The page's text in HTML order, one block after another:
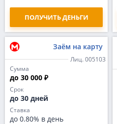
ПОЛУЧИТЬ ДЕНЬГИ
Заём на карту
Лиц. 005103
Сумма
до 30 000 ₽
Срок
до 30 дней
Ставка
до 0.80% в день